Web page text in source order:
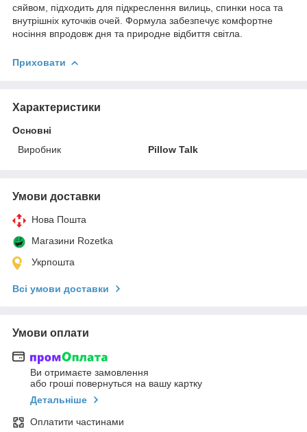
сяйвом, підходить для підкреслення вилиць, спинки носа та
внутрішніх куточків очей. Формула забезпечує комфортне
носіння впродовж дня та природне відбиття світла.
Приховати
Характеристики
Основні
Виробник
Pillow Talk
Умови доставки
Нова Пошта
Магазини Rozetka
Укрпошта
Всі умови доставки
Умови оплати
Ви отримаєте замовлення
або гроші повернуться на вашу картку
Детальніше
Оплатити частинами